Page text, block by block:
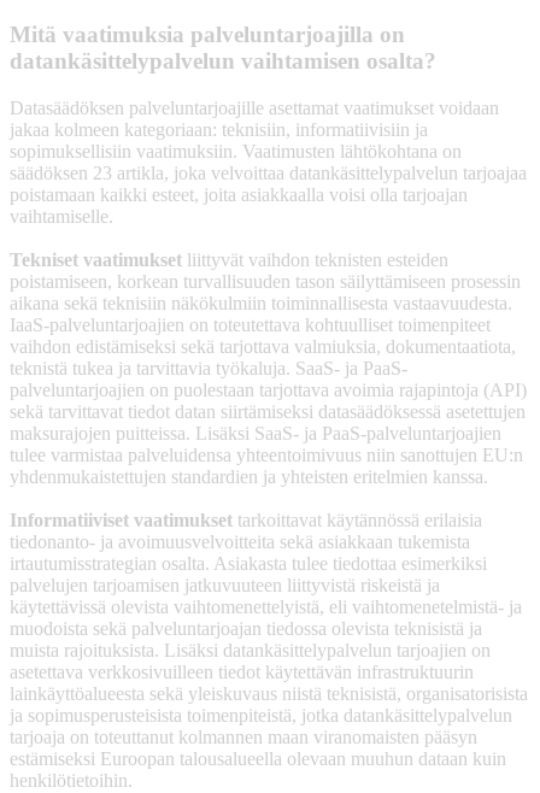
Mitä vaatimuksia palveluntarjoajilla on
datankäsittelypalvelun vaihtamisen osalta?
Datasäädöksen palveluntarjoajille asettamat vaatimukset voidaan
jakaa kolmeen kategoriaan: teknisiin, informatiivisiin ja
sopimuksellisiin vaatimuksiin. Vaatimusten lähtökohtana on
säädöksen 23 artikla, joka velvoittaa datankäsittelypalvelun tarjoajaa
poistamaan kaikki esteet, joita asiakkaalla voisi olla tarjoajan
vaihtamiselle.
Tekniset vaatimukset liittyvät vaihdon teknisten esteiden
poistamiseen, korkean turvallisuuden tason säilyttämiseen prosessin
aikana sekä teknisiin näkökulmiin toiminnallisesta vastaavuudesta.
IaaS-palveluntarjoajien on toteutettava kohtuulliset toimenpiteet
vaihdon edistämiseksi sekä tarjottava valmiuksia, dokumentaatiota,
teknistä tukea ja tarvittavia työkaluja. SaaS- ja PaaS-
palveluntarjoajien on puolestaan tarjottava avoimia rajapintoja (API)
sekä tarvittavat tiedot datan siirtämiseksi datasäädöksessä asetettujen
maksurajojen puitteissa. Lisäksi SaaS- ja PaaS-palveluntarjoajien
tulee varmistaa palveluidensa yhteentoimivuus niin sanottujen EU:n
yhdenmukaistettujen standardien ja yhteisten eritelmien kanssa.
Informatiiviset vaatimukset tarkoittavat käytännössä erilaisia
tiedonanto- ja avoimuusvelvoitteita sekä asiakkaan tukemista
irtautumisstrategian osalta. Asiakasta tulee tiedottaa esimerkiksi
palvelujen tarjoamisen jatkuvuuteen liittyvistä riskeistä ja
käytettävissä olevista vaihtomenettelyistä, eli vaihtomenetelmistä- ja
muodoista sekä palveluntarjoajan tiedossa olevista teknisistä ja
muista rajoituksista. Lisäksi datankäsittelypalvelun tarjoajien on
asetettava verkkosivuilleen tiedot käytettävän infrastruktuurin
lainkäyttöalueesta sekä yleiskuvaus niistä teknisistä, organisatorisista
ja sopimusperusteisista toimenpiteistä, jotka datankäsittelypalvelun
tarjoaja on toteuttanut kolmannen maan viranomaisten pääsyn
estämiseksi Euroopan talousalueella olevaan muuhun dataan kuin
henkilötietoihin.